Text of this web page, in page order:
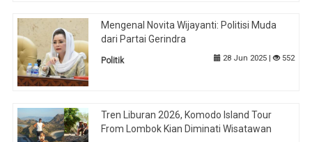
Mengenal Novita Wijayanti: Politisi Muda
dari Partai Gerindra
Politik 28 Jun 2025 | 552
Tren Liburan 2026, Komodo Island Tour
From Lombok Kian Diminati Wisatawan